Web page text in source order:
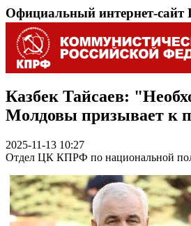
Официальный интернет-
Казбек Тайсаев:
Молдовы призывает к
2025-11-13 10:27
Отдел ЦК КПРФ по национальной